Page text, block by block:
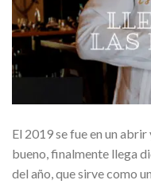
El 2019 se fue en un
bueno, finalmente llega
del año, que sirve como